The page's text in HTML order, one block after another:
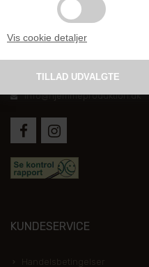
Vis cookie detaljer
DANSK
+45 6267 1447
info@hjemmeproduktion.dk
KUNDESERVICE
Handelsbetingelser